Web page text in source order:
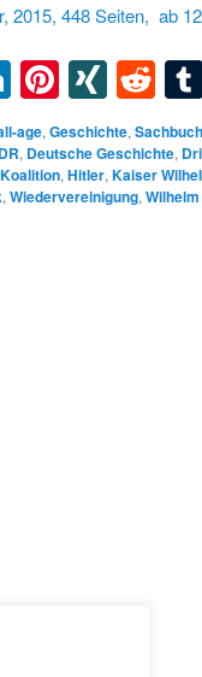
2015, 448 Seiten, ab
LinkedIn
Pinterest
XING
age, Geschichte, Sachbuch
, Deutsche Geschichte,
, Hitler, Kaiser
, Wiedervereinigung, Wilhelm